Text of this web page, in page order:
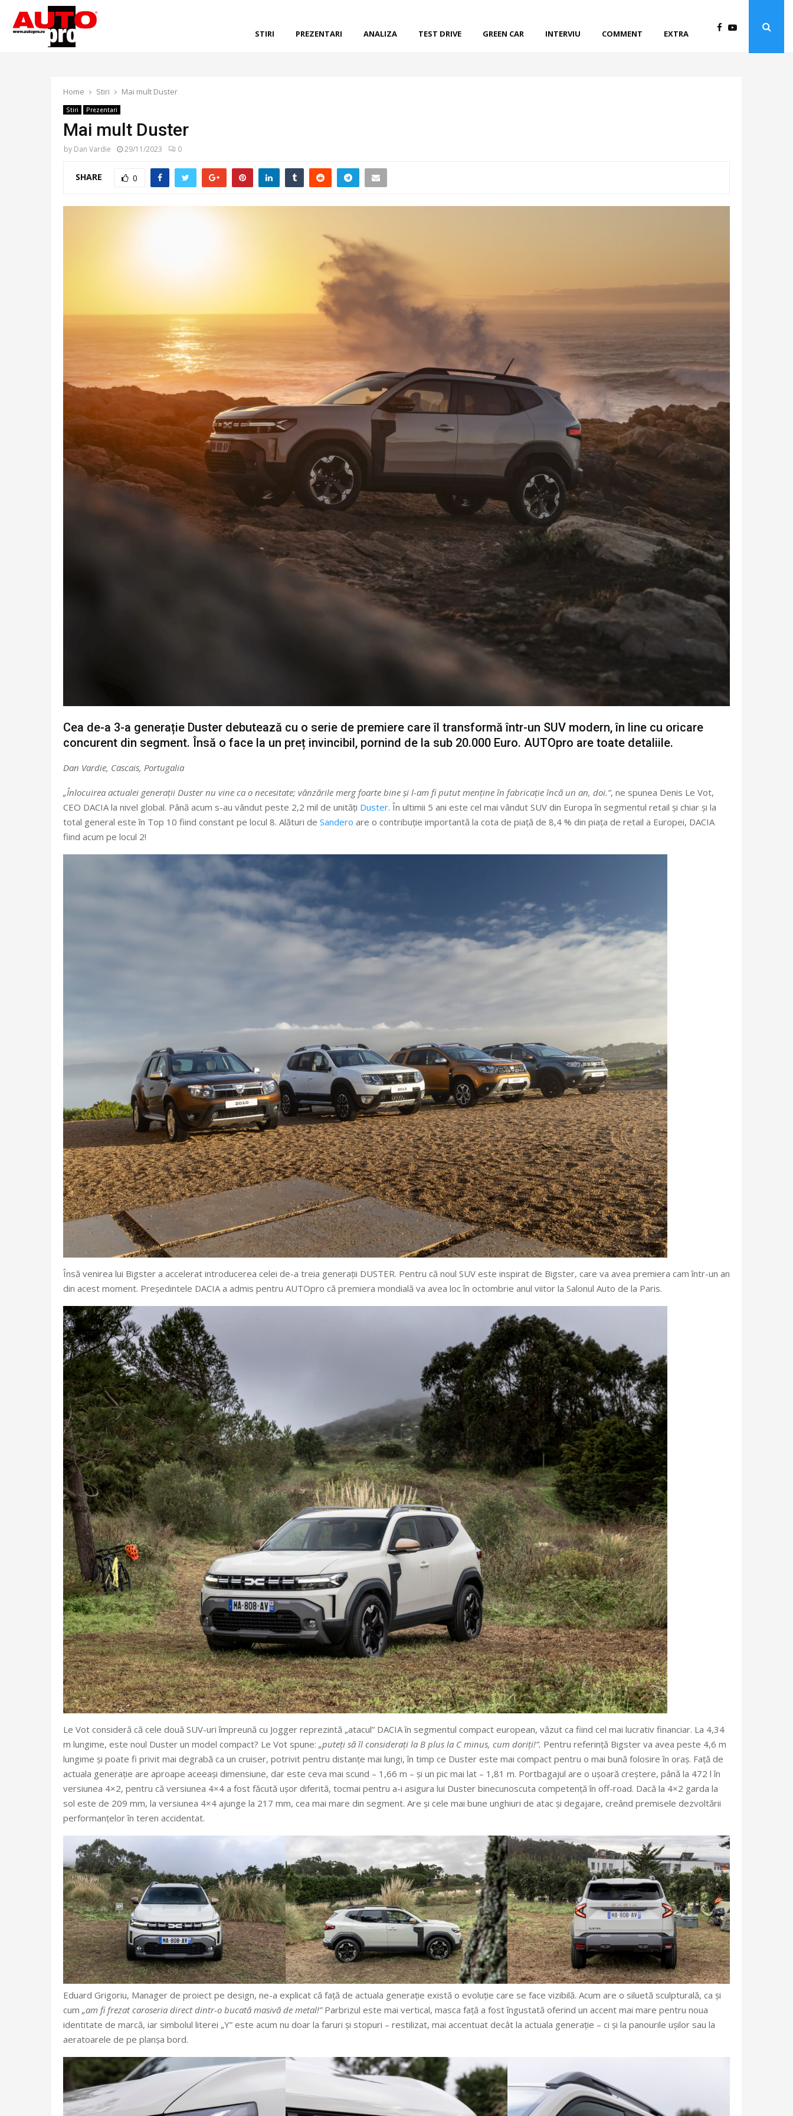
STIRI PREZENTARI ANALIZA TEST DRIVE GREEN CAR INTERVIU COMMENT EXTRA
Home Stiri Mai mult Duster
Stiri Prezentari
Mai mult Duster
by Dan Vardie 29/11/2023 0
SHARE 0
Cea de-a 3-a generație Duster debutează cu o serie de premiere care îl transformă într-un SUV modern, în line cu oricare
concurent din segment. Însă o face la un preț invincibil, pornind de la sub 20.000 Euro. AUTOpro are toate detaliile.
Dan Vardie, Cascais, Portugalia
„Înlocuirea actualei generații Duster nu vine ca o necesitate; vânzările merg foarte bine și l-am fi putut menține în fabricație încă un an, doi.”, ne spunea Denis Le Vot,
CEO DACIA la nivel global. Până acum s-au vândut peste 2,2 mil de unități Duster. În ultimii 5 ani este cel mai vândut SUV din Europa în segmentul retail și chiar și la
total general este în Top 10 fiind constant pe locul 8. Alături de Sandero are o contribuție importantă la cota de piață de 8,4 % din piața de retail a Europei, DACIA
fiind acum pe locul 2!
Însă venirea lui Bigster a accelerat introducerea celei de-a treia generații DUSTER. Pentru că noul SUV este inspirat de Bigster, care va avea premiera cam într-un an
din acest moment. Președintele DACIA a admis pentru AUTOpro că premiera mondială va avea loc în octombrie anul viitor la Salonul Auto de la Paris.
Le Vot consideră că cele două SUV-uri împreună cu Jogger reprezintă „atacul” DACIA în segmentul compact european, văzut ca fiind cel mai lucrativ financiar. La 4,34
m lungime, este noul Duster un model compact? Le Vot spune: „puteți să îl considerați la B plus la C minus, cum doriți!”. Pentru referință Bigster va avea peste 4,6 m
lungime și poate fi privit mai degrabă ca un cruiser, potrivit pentru distanțe mai lungi, în timp ce Duster este mai compact pentru o mai bună folosire în oraș. Față de
actuala generație are aproape aceeași dimensiune, dar este ceva mai scund – 1,66 m – și un pic mai lat – 1,81 m. Portbagajul are o ușoară creștere, până la 472 l în
versiunea 4×2, pentru că versiunea 4×4 a fost făcută ușor diferită, tocmai pentru a-i asigura lui Duster binecunoscuta competență în off-road. Dacă la 4×2 garda la
sol este de 209 mm, la versiunea 4×4 ajunge la 217 mm, cea mai mare din segment. Are și cele mai bune unghiuri de atac și degajare, creând premisele dezvoltării
performanțelor în teren accidentat.
Eduard Grigoriu, Manager de proiect pe design, ne-a explicat că față de actuala generație există o evoluție care se face vizibilă. Acum are o siluetă sculpturală, ca și
cum „am fi frezat caroseria direct dintr-o bucată masivă de metal!”Parbrizul este mai vertical, masca față a fost îngustată oferind un accent mai mare pentru noua
identitate de marcă, iar simbolul literei „Y” este acum nu doar la faruri și stopuri – restilizat, mai accentuat decât la actuala generație – ci și la panourile ușilor sau la
aeratoarele de pe planșa bord.